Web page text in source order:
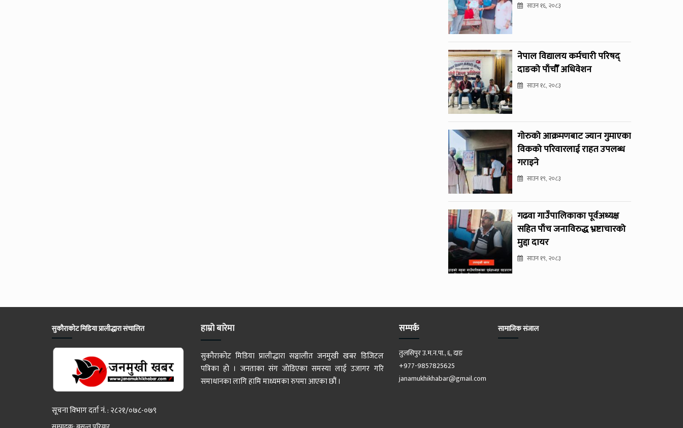
साउन १६, २०८३
नेपाल विद्यालय कर्मचारी परिषद्
दाङको पाँचौँ अधिवेशन
साउन १८, २०८३
गोरुको आक्रमणबाट ज्यान गुमाएका
विकको परिवारलाई राहत उपलब्ध
गराइने
साउन १९, २०८३
गढवा गाउँपालिकाका पूर्वअध्यक्ष
सहित पाँच जनाविरुद्ध भ्रष्टाचारको
मुद्दा दायर
साउन १९, २०८३
सुकौराकोट मिडिया प्रालीद्धारा संचालित
सूचना विभाग दर्ता नं. : २८२१/०७८-०७९
हाम्रो बारेमा
सुकौराकोट मिडिया प्रालीद्धारा सञ्चालीत जनमुखी खबर डिजिटल
पत्रिका हो । जनताका संग जोडिएका समस्या लाई उजागर गरि
समाधानका लागि हामि माध्यमका रुपमा आएका छौं ।
सम्पर्क
तुलसिपुर उ.म.न.पा., ६, दाङ
+977-9857825625
janamukhikhabar@gmail.com
सामाजिक संजाल